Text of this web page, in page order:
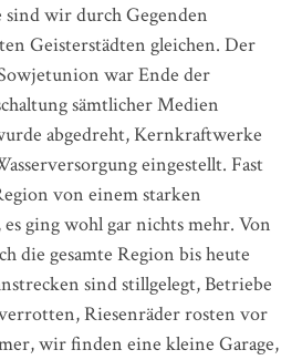
sind wir durch Gegenden
Geisterstädten gleichen. Der
war Ende der
sämtlicher Medien
abgedreht, Kernkraftwerke
eingestellt. Fast
von einem starken
ging wohl gar nichts mehr. Von
die gesamte Region bis heute
sind stillgelegt, Betriebe
Riesenräder rosten vor
wir finden eine kleine Garage,